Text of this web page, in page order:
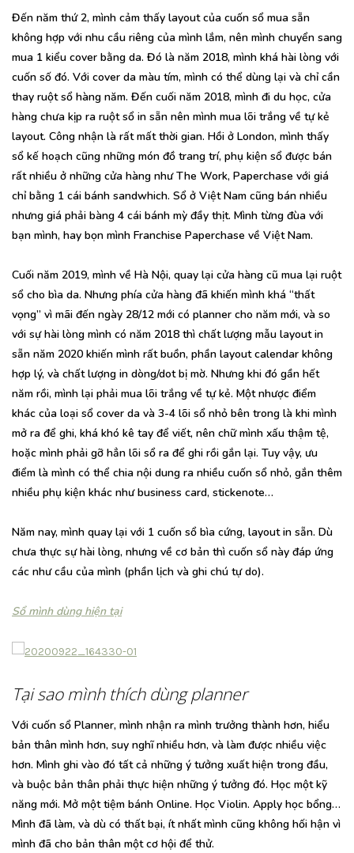
Đến năm thứ 2, mình cảm thấy layout của cuốn sổ mua sẵn
không hợp với nhu cầu riêng của mình lắm, nên mình chuyển sang
mua 1 kiểu cover bằng da. Đó là năm 2018, mình khá hài lòng với
cuốn số đó. Với cover da màu tím, mình có thể dùng lại và chỉ cần
thay ruột sổ hàng năm. Đến cuối năm 2018, mình đi du học, cửa
hàng chưa kịp ra ruột sổ in sẵn nên mình mua lõi trắng về tự kẻ
layout. Công nhận là rất mất thời gian. Hồi ở London, mình thấy
sổ kế hoạch cũng những món đồ trang trí, phụ kiện sổ được bán
rất nhiều ở những cửa hàng như The Work, Paperchase với giá
chỉ bằng 1 cái bánh sandwhich. Sổ ở Việt Nam cũng bán nhiều
nhưng giá phải bàng 4 cái bánh mỳ đầy thịt. Mình từng đùa với
bạn mình, hay bọn mình Franchise Paperchase về Việt Nam.
Cuối năm 2019, mình về Hà Nội, quay lại cửa hàng cũ mua lại ruột
sổ cho bìa da. Nhưng phía cửa hàng đã khiến mình khá “thất
vọng” vì mãi đến ngày 28/12 mới có planner cho năm mới, và so
với sự hài lòng mình có năm 2018 thì chất lượng mẫu layout in
sẵn năm 2020 khiến mình rất buồn, phần layout calendar không
hợp lý, và chất lượng in dòng/dot bị mờ. Nhưng khi đó gần hết
năm rồi, mình lại phải mua lõi trắng về tự kẻ. Một nhược điểm
khác của loại sổ cover da và 3-4 lõi sổ nhỏ bên trong là khi mình
mở ra để ghi, khá khó kê tay để viết, nên chữ mình xấu thậm tệ,
hoặc mình phải gỡ hẳn lõi sổ ra để ghi rồi gắn lại. Tuy vậy, ưu
điểm là mình có thể chia nội dung ra nhiều cuốn sổ nhỏ, gắn thêm
nhiều phụ kiện khác như business card, stickenote…
Năm nay, mình quay lại với 1 cuốn sổ bìa cứng, layout in sẵn. Dù
chưa thực sự hài lòng, nhưng về cơ bản thì cuốn sổ này đáp ứng
các như cầu của mình (phần lịch và ghi chú tự do).
Sổ mình dùng hiện tại
Tại sao mình thích dùng planner
Với cuốn sổ Planner, mình nhận ra mình trưởng thành hơn, hiểu
bản thân mình hơn, suy nghĩ nhiều hơn, và làm được nhiều việc
hơn. Mình ghi vào đó tất cả những ý tưởng xuất hiện trong đầu,
và buộc bản thân phải thực hiện những ý tưởng đó. Học một kỹ
năng mới. Mở một tiệm bánh Online. Học Violin. Apply học bổng…
Mình đã làm, và dù có thất bại, ít nhất mình cũng không hối hận vì
mình đã cho bản thân một cơ hội để thử.